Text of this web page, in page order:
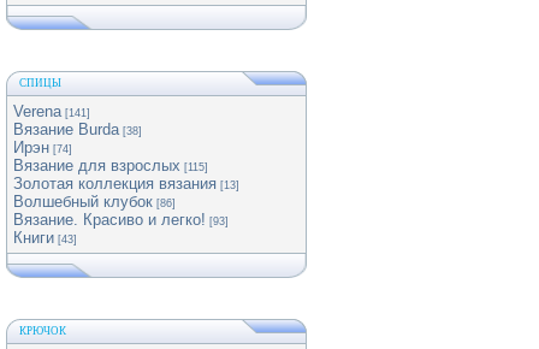
СПИЦЫ
Verena [141]
Вязание Burda [38]
Ирэн [74]
Вязание для взрослых [115]
Золотая коллекция вязания [13]
Волшебный клубок [86]
Вязание. Красиво и легко! [93]
Книги [43]
КРЮЧОК